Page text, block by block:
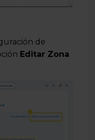
de
Editar Zona